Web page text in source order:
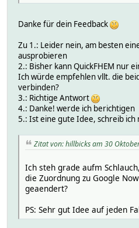
Danke für dein Feedback
Zu 1.: Leider nein, am besten
ausprobieren
2.: Bisher kann QuickFHEM nur
Ich würde empfehlen vllt. die
verbinden?
3.: Richtige Antwort
4.: Danke! werde ich berichtigen
5.: Ist eine gute Idee, schreib ich
Zitat von: hillbicks am 30
Ich steh grade aufm
die Zuordnung zu Google
geaendert?
PS: Sehr gut Idee auf jeden